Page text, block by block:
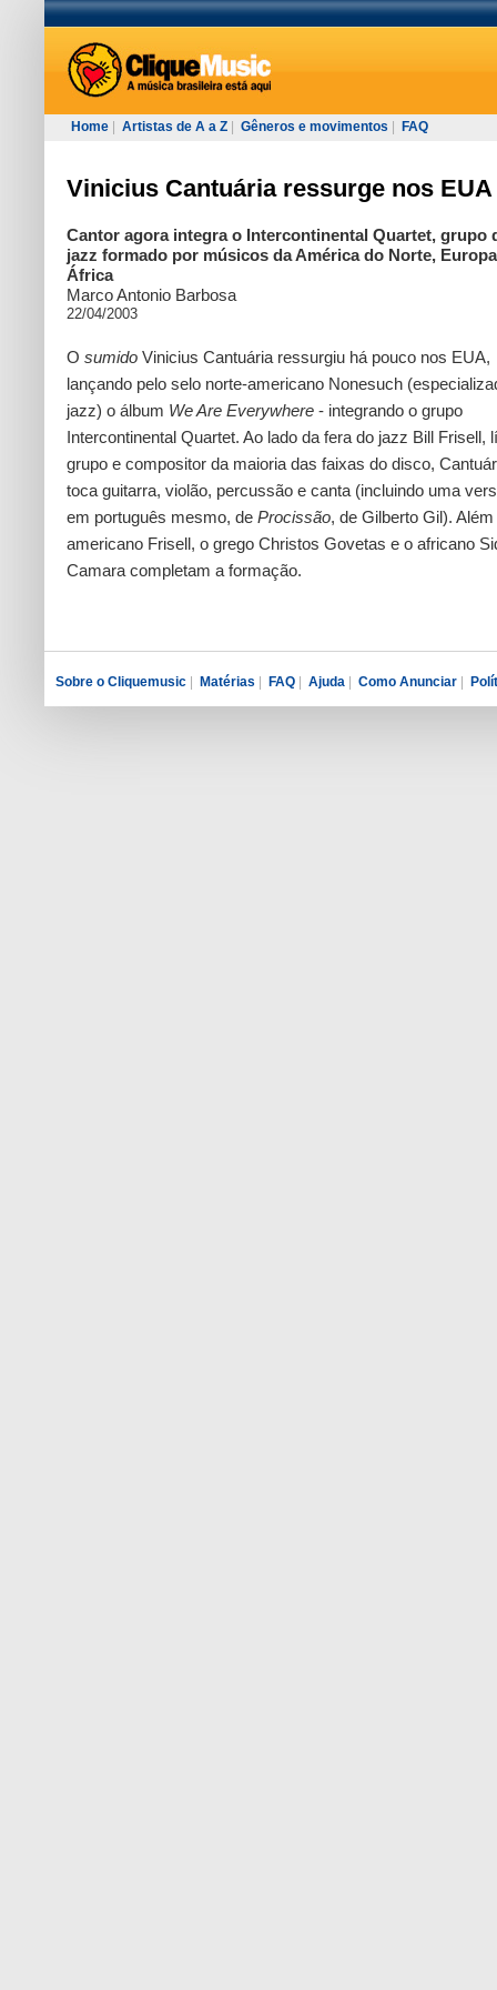
Home Artistas de A a Z Gêneros e movimentos FAQ
Vinicius Cantuária ressurge nos EUA
Cantor agora integra o Intercontinental Quartet, grupo
jazz formado por músicos da América do Norte,
África
Marco Antonio Barbosa
22/04/2003
O sumido Vinicius Cantuária ressurgiu há pouco nos EUA,
lançando pelo selo norte-americano Nonesuch
jazz) o álbum We Are Everywhere - integrando o grupo
Intercontinental Quartet. Ao lado da fera do jazz Bill Frisell,
grupo e compositor da maioria das faixas do disco,
toca guitarra, violão, percussão e canta (incluindo uma
em português mesmo, de Procissão, de Gilberto Gil). Além
americano Frisell, o grego Christos Govetas e o africano
Camara completam a formação.
Sobre o Cliquemusic Matérias FAQ Ajuda Como Anunciar